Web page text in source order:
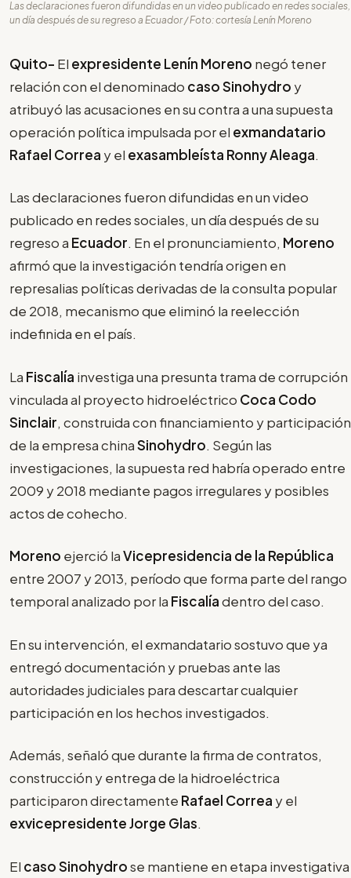
Las declaraciones fueron difundidas en un video publicado en redes sociales,
un día después de su regreso a Ecuador / Foto: cortesía Lenín Moreno
Quito- El expresidente Lenín Moreno negó tener
relación con el denominado caso Sinohydro y
atribuyó las acusaciones en su contra a una supuesta
operación política impulsada por el exmandatario
Rafael Correa y el exasambleísta Ronny Aleaga.
Las declaraciones fueron difundidas en un video
publicado en redes sociales, un día después de su
regreso a Ecuador. En el pronunciamiento, Moreno
afirmó que la investigación tendría origen en
represalias políticas derivadas de la consulta popular
de 2018, mecanismo que eliminó la reelección
indefinida en el país.
La Fiscalía investiga una presunta trama de corrupción
vinculada al proyecto hidroeléctrico Coca Codo
Sinclair, construida con financiamiento y participación
de la empresa chinaSinohydro. Según las
investigaciones, la supuesta red habría operado entre
2009 y 2018 mediante pagos irregulares y posibles
actos de cohecho.
Moreno ejerció laVicepresidencia de la República
entre 2007 y 2013, período que forma parte del rango
temporal analizado por la Fiscalíadentro del caso.
En su intervención, el exmandatario sostuvo que ya
entregó documentación y pruebas ante las
autoridades judiciales para descartar cualquier
participación en los hechos investigados.
Además, señaló que durante la firma de contratos,
construcción y entrega de la hidroeléctrica
participaron directamente Rafael Correa y el
exvicepresidente Jorge Glas.
El caso Sinohydrose mantiene en etapa investigativa